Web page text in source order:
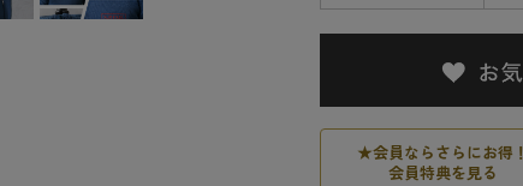
★会員ならさらにお得！
会員特典を見る